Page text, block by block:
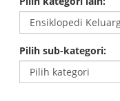
Pilih sub-kategori: